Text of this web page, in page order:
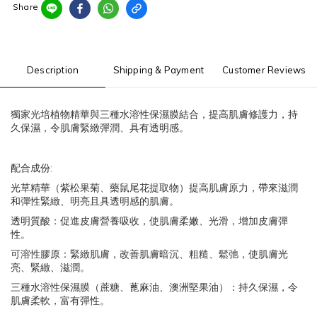
Share
Description Shipping & Payment Customer Reviews
獨家光培植物精華與三種水溶性保濕膜結合，提高肌膚修護力，持
久保濕，令肌膚緊緻彈潤、具有透明感。
配合成份:
光草精華（紫松果菊、藥鼠尾花提取物）提高肌膚原力，帶來滋潤
和彈性緊緻、明亮且具透明感的肌膚。
透明質酸：促進皮膚營養吸收，使肌膚柔嫩、光滑，增加皮膚彈
性。
可溶性膠原：緊緻肌膚，改善肌膚暗沉、粗糙、鬆弛，使肌膚光
亮、緊緻、滋潤。
三種水溶性保濕膜（蔗糖、蓖麻油、澳洲堅果油）：持久保濕，令
肌膚柔軟，富有彈性。